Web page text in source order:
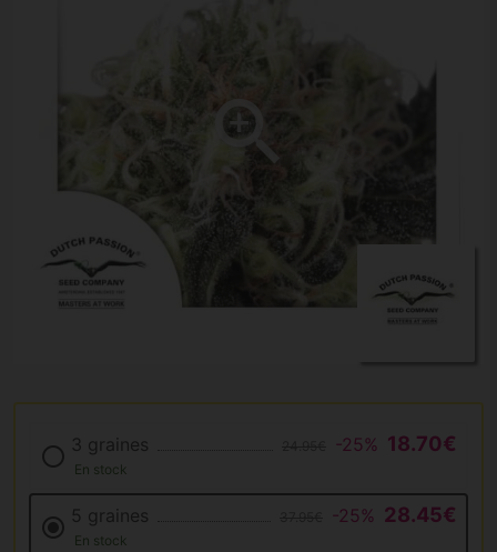
3 graines -25% 18.70€
En stock
5 graines -25% 28.45€
En stock